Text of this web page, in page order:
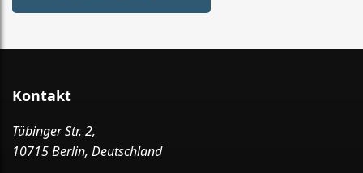
Kontakt
Tübinger Str. 2,
10715 Berlin, Deutschland